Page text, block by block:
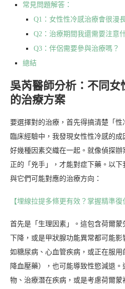
常見問題解答：
Q1：女性性冷感治療會很漫
Q2：治療期間我還需要注意
Q3：伴侶需要參與治療嗎？
總結
吳芮醫師分析：不同女
的治療方案
要選擇對的治療，首先得搞清楚「
臨床經驗中，我發現女性性冷感的
好幾種因素交織在一起。就像偵探
正的「兇手」，才能對症下藥。以
與它們可能對應的治療方向：
【埋線拉提多條更有效？掌握精準復
首先是「生理因素」。這包含荷爾
下降，或是甲狀腺功能異常都可能
如糖尿病、心血管疾病，或正在服用
降血壓藥），也可能導致性慾減退
物、治療潛在疾病，或是考慮荷爾